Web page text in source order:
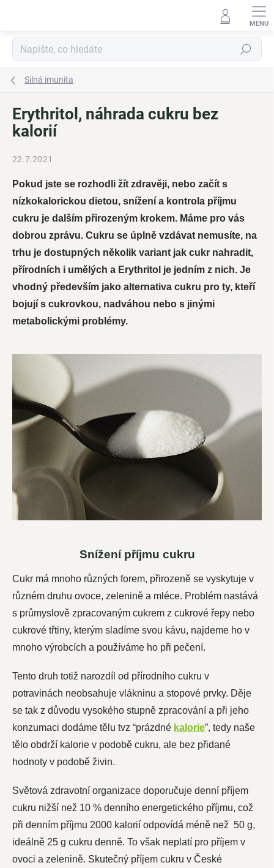
Hledat
Silná imunita
Erythritol, náhrada cukru bez
kalorií
22.7.2021
Pokud jste se rozhodli žít zdravěji, nebo začít s
nízkokalorickou dietou, snížení a kontrola příjmu
cukru je dalším přirozeným krokem. Máme pro vás
dobrou zprávu. Cukru se úplně vzdávat nemusíte, na
trhu je dostupných několik variant jak cukr nahradit,
přírodních i umělých a Erythritol je jedním z nich. Je
vhodný především jako alternativa cukru pro ty, kteří
bojují s cukrovkou, nadváhou nebo s jinými
metabolickými problémy.
Snížení příjmu cukru
Cukr má mnoho různých forem, přirozeně se vyskytuje v
různém druhu ovoce, zelenině a mléce. Problém nastává
s průmyslově zpracovaným cukrem z cukrové řepy nebo
cukrové třtiny, kterým sladíme svou kávu, najdeme ho v
mnoho výrobcích a používáme ho při pečení.
Tento druh totiž narozdíl od přírodního cukru v
potravinách neobsahuje vlákninu a stopové prvky. Děje
se tak z důvodu vysokého stupně zpracování a při jeho
konzumaci dodáme tělu tvz “prázdné kalorie”, tedy naše
tělo obdrží kalorie v podobě cukru, ale bez přidané
hodnoty v podobě živin.
Světová zdravotní organizace doporučuje denní příjem
cukru nižší než 10 % denního energetického příjmu, což
při denním příjmu 2000 kalorií odpovídá méně než 50 g,
ideálně 25 g cukru denně. To však neplatí pro příjem v
ovoci a zelenině. Skutečný příjem cukru v České